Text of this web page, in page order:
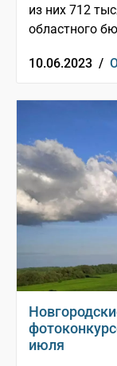
из них 712
областного
10.06.2023 /
июля